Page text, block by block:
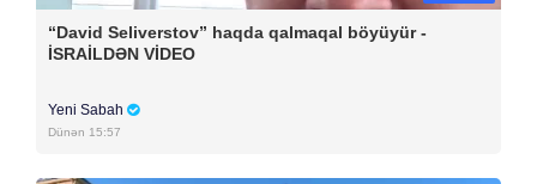
“David Seliverstov” haqda qalmaqal böyüyür -
İSRAİLDƏN VİDEO
Yeni Sabah
Dünən 15:57